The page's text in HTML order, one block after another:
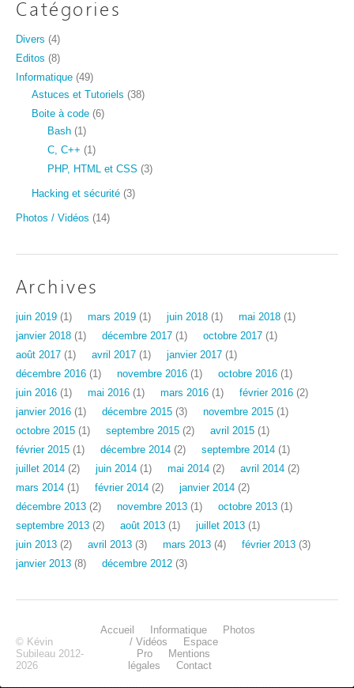
Catégories
Divers (4)
Editos (8)
Informatique (49)
Astuces et Tutoriels (38)
Boite à code (6)
Bash (1)
C, C++ (1)
PHP, HTML et CSS (3)
Hacking et sécurité (3)
Photos / Vidéos (14)
Archives
juin 2019 (1) mars 2019 (1) juin 2018 (1) mai 2018 (1)
janvier 2018 (1) décembre 2017 (1) octobre 2017 (1)
août 2017 (1) avril 2017 (1) janvier 2017 (1)
décembre 2016 (1) novembre 2016 (1) octobre 2016 (1)
juin 2016 (1) mai 2016 (1) mars 2016 (1) février 2016 (2)
janvier 2016 (1) décembre 2015 (3) novembre 2015 (1)
octobre 2015 (1) septembre 2015 (2) avril 2015 (1)
février 2015 (1) décembre 2014 (2) septembre 2014 (1)
juillet 2014 (2) juin 2014 (1) mai 2014 (2) avril 2014 (2)
mars 2014 (1) février 2014 (2) janvier 2014 (2)
décembre 2013 (2) novembre 2013 (1) octobre 2013 (1)
septembre 2013 (2) août 2013 (1) juillet 2013 (1)
juin 2013 (2) avril 2013 (3) mars 2013 (4) février 2013 (3)
janvier 2013 (8) décembre 2012 (3)
© Kévin
Subileau 2012-
2026
Accueil Informatique
Photos
/ Vidéos
Espace
Pro
Mentions
légales
Contact